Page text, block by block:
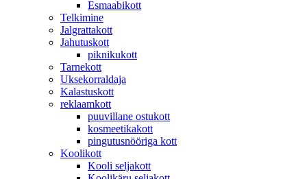
Esmaabikott
Telkimine
Jalgrattakott
Jahutuskott
piknikukott
Tarnekott
Uksekorraldaja
Kalastuskott
reklaamkott
puuvillane ostukott
kosmeetikakott
pingutusnööriga kott
Koolikott
Kooli seljakott